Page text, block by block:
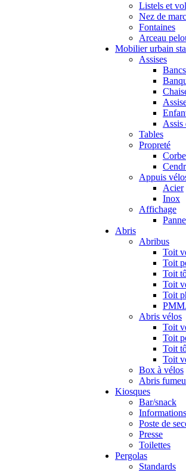
Listels et
Nez de
Fontaines
Arceau
Mobilier urbain
Assises
Assis
Tables
Propreté
Appuis
Acier
Inox
Affichage
Abris
Abribus
Toit
Toit
Toit
Toit
Toit
Abris vélos
Toit
Toit
Toit
Toit
Box à vélos
Abris
Kiosques
Bar/snack
Poste de
Presse
Toilettes
Pergolas
Standards